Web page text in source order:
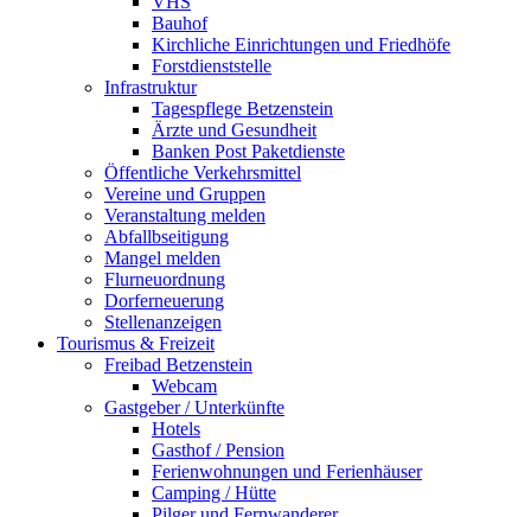
Bauhof
Kirchliche Einrichtungen und Friedhöfe
Forstdienststelle
Infrastruktur
Tagespflege Betzenstein
Ärzte und Gesundheit
Banken Post Paketdienste
Öffentliche Verkehrsmittel
Vereine und Gruppen
Veranstaltung melden
Abfallbseitigung
Mangel melden
Flurneuordnung
Dorferneuerung
Stellenanzeigen
Tourismus & Freizeit
Freibad Betzenstein
Webcam
Gastgeber / Unterkünfte
Hotels
Gasthof / Pension
Ferienwohnungen und Ferienhäuser
Camping / Hütte